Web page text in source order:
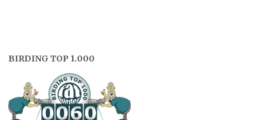
BIRDING TOP 1.000